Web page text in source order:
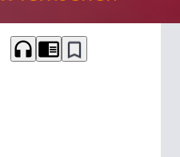
headphones chrome_reader_mode bookmark_border